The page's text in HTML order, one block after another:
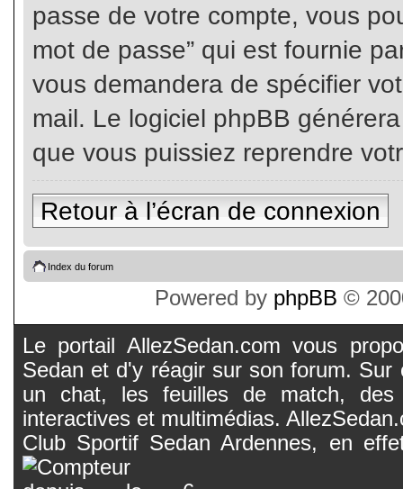
passe de votre compte, vous
mot de passe” qui est fournie
vous demandera de spécifier
mail. Le logiciel phpBB
que vous puissiez reprendre
Retour à l’écran de connexion
Index du forum
Powered by phpBB ©
Le portail AllezSedan.com vous
Sedan et d'y réagir sur son forum.
un chat, les feuilles de match, des
interactives et multimédias.
Club Sportif Sedan Ardennes, en